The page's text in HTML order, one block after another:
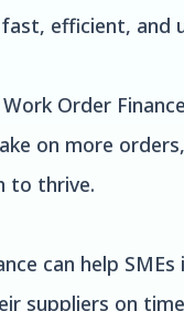
efficient, and
Order
on more
to thrive.
can help
suppliers on